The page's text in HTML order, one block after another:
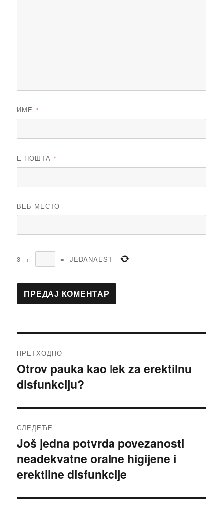
ИМЕ *
Е-ПОШТА *
ВЕБ МЕСТО
3 + = JEDANAEST
чланка
ПРЕТХОДНО
Претходни
чланак:
Otrov pauka kao lek za erektilnu
disfunkciju?
СЛЕДЕЋЕ
Следећи
чланак:
Još jedna potvrda povezanosti
neadekvatne oralne higijene i
erektilne disfunkcije